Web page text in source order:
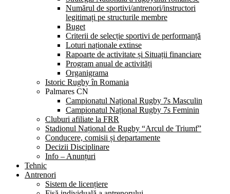
Numărul de sportivi/antrenori/instructori
legitimați pe structurile membre
Buget
Criterii de selecție sportivi de performanță
Loturi naționale extinse
Rapoarte de activitate și Situații financiare
Program anual de activități
Organigrama
Istoric Rugby în Romania
Palmares CN
Campionatul Național Rugby 7s Masculin
Campionatul Național Rugby 7s Feminin
Cluburi afiliate la FRR
Stadionul Național de Rugby “Arcul de Triumf”
Conducere, comisii și departamente
Decizii Disciplinare
Info – Anunțuri
Tehnic
Antrenori
Sistem de licențiere